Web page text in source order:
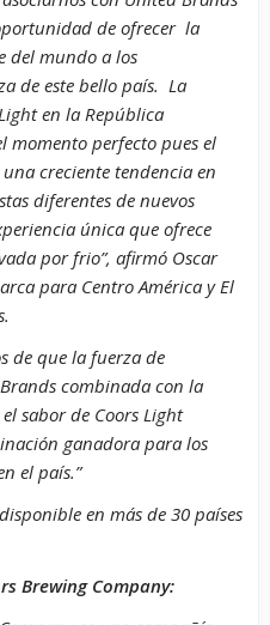
de ofrecer la
del mundo a los
de este bello país. La
en la República
perfecto pues el
creciente tendencia en
diferentes de nuevos
única que ofrece
por frio”, afirmó Oscar
para Centro América y El
de que la fuerza de
combinada con la
sabor de Coors Light
ganadora para los
el país.”
en más de 30 países
Brewing Company: